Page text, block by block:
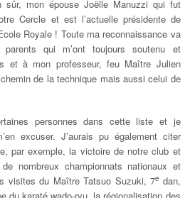
mon épouse Joëlle Manuzzi qui fut
Cercle et est l’actuelle présidente de
Royale ! Toute ma reconnaissance va
qui m’ont toujours soutenu et
et à mon professeur, feu Maître Julien
de la technique mais aussi celui de
personnes dans cette liste et je
excuser. J’aurais pu également citer
par exemple, la victoire de notre club et
nombreux championnats nationaux et
visites du Maître Tatsuo Suzuki, 7e dan,